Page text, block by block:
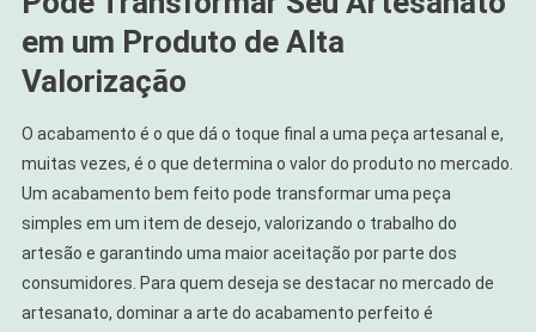
em um Produto de Alta
Valorização
O acabamento é o que dá o toque final a uma peça artesanal e,
muitas vezes, é o que determina o valor do produto no mercado.
Um acabamento bem feito pode transformar uma peça
simples em um item de desejo, valorizando o trabalho do
artesão e garantindo uma maior aceitação por parte dos
consumidores. Para quem deseja se destacar no mercado de
artesanato, dominar a arte do acabamento perfeito é